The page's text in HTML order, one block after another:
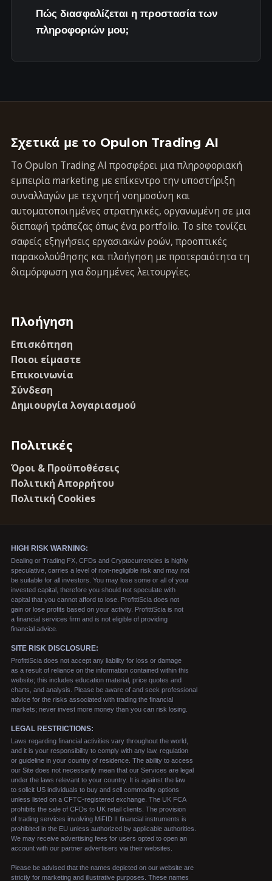
Πώς διασφαλίζεται η προστασία των
πληροφοριών μου;
Σχετικά με το Opulon Trading AI
Το Opulon Trading AI προσφέρει μια πληροφοριακή
εμπειρία marketing με επίκεντρο την υποστήριξη
συναλλαγών με τεχνητή νοημοσύνη και
αυτοματοποιημένες στρατηγικές, οργανωμένη σε μια
διεπαφή τράπεζας όπως ένα portfolio. Το site τονίζει
σαφείς εξηγήσεις εργασιακών ροών, προοπτικές
παρακολούθησης και πλοήγηση με προτεραιότητα τη
διαμόρφωση για δομημένες λειτουργίες.
Πλοήγηση
Επισκόπηση
Ποιοι είμαστε
Επικοινωνία
Σύνδεση
Δημιουργία λογαριασμού
Πολιτικές
Όροι & Προϋποθέσεις
Πολιτική Απορρήτου
Πολιτική Cookies